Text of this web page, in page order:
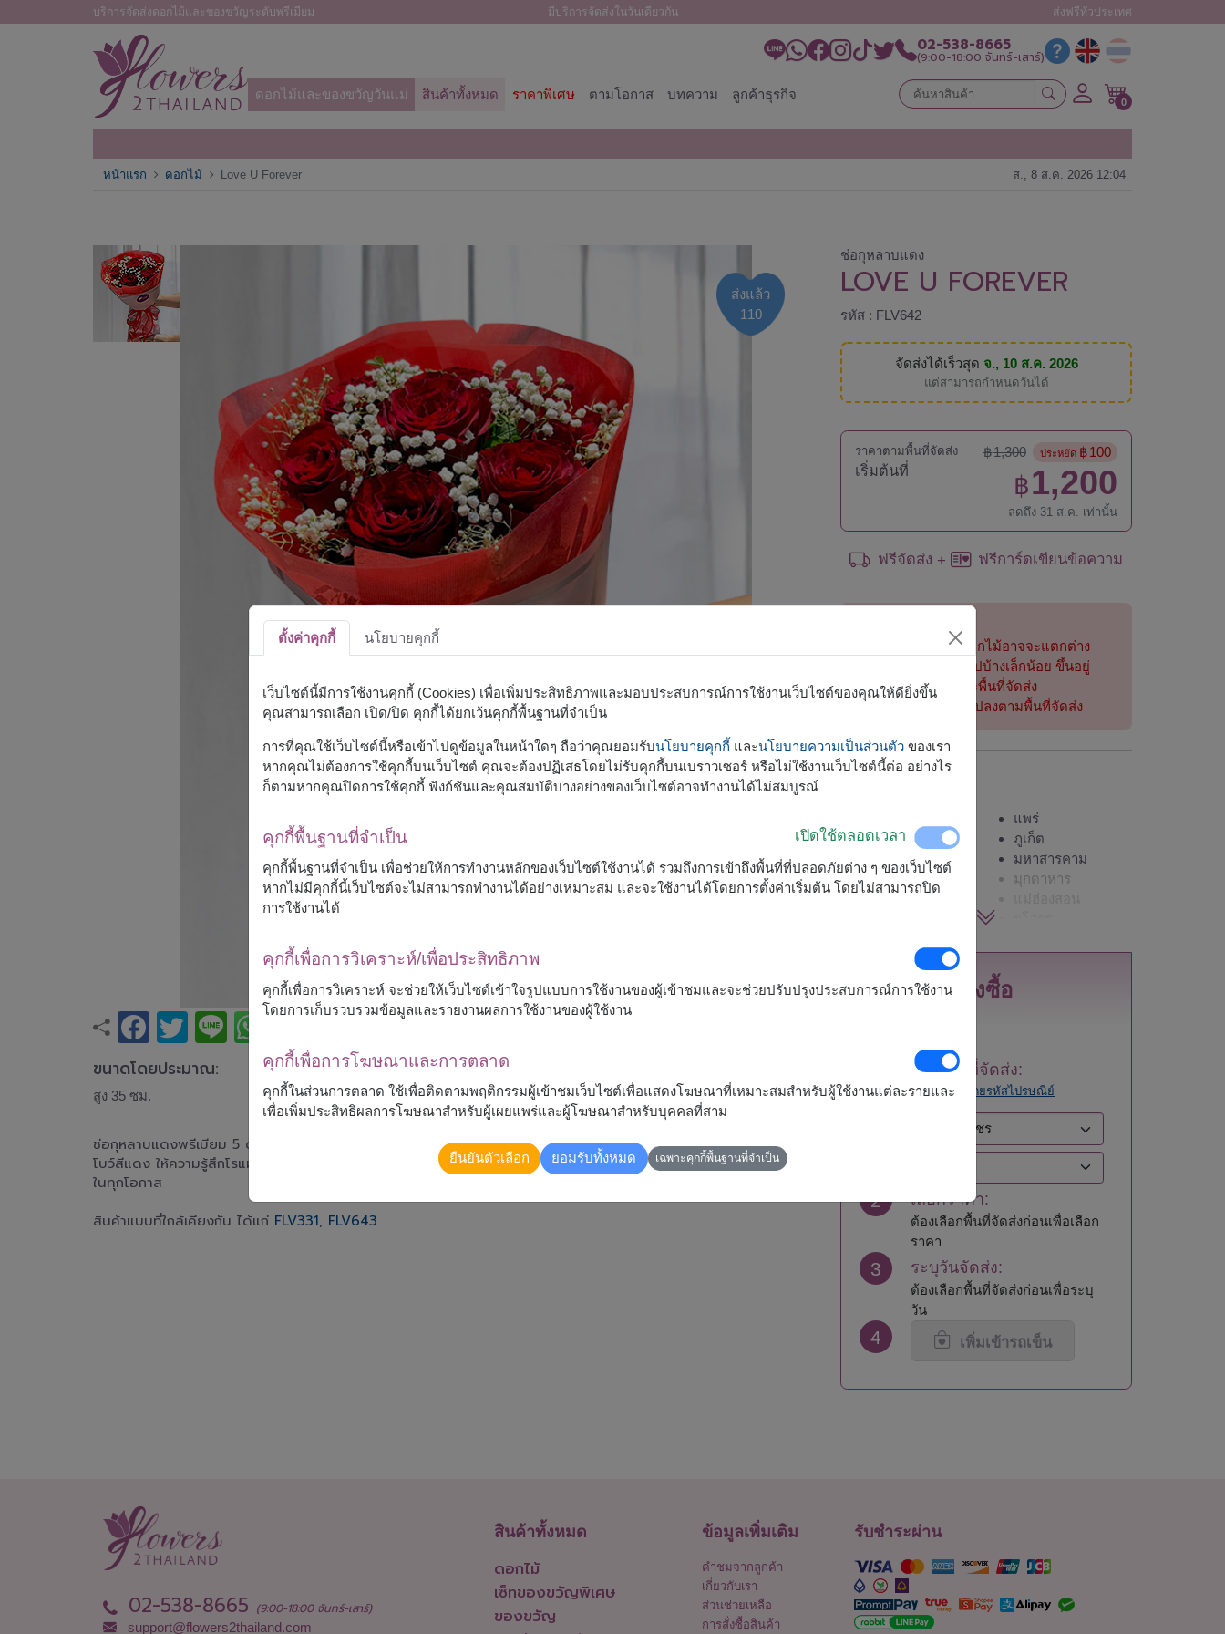
บริการจัดส่งดอกไม้และของขวัญระดับพรีเมียม มีบริการจัดส่งในวันเดียวกัน ส่งฟรีทั่วประเทศ
02-538-8665
(9:00-18:00 จันทร์-เสาร์)
ดอกไม้และของขวัญวันแม่ สินค้าทั้งหมด ราคาพิเศษ ตามโอกาส บทความ ลูกค้าธุรกิจ 0
หน้าแรก ดอกไม้ Love U Forever ส., 8 ส.ค. 2026 12:04
ส่งแล้ว
110
ขนาดโดยประมาณ:
สูง 35 ซม.
ช่อกุหลาบแดงพรีเมียม 5 ดอก จัดคู่กับดอกยิปโซสีขาว ห่อด้วยกระดาษสีแดงโปร่งแสง เพิ่มความโดดเด่นด้วย
โบว์สีแดง ให้ความรู้สึกโรแมนติก เรียบง่าย และอบอุ่น เหมาะสำหรับมอบในวันวาเลนไทน์ วันครบรอบ หรือบอกรัก
ในทุกโอกาส
สินค้าแบบที่ใกล้เคียงกัน ได้แก่ FLV331, FLV643
ช่อกุหลาบแดง
LOVE U FOREVER
รหัส : FLV642
จัดส่งได้เร็วสุด จ., 10 ส.ค. 2026
แต่สามารถกำหนดวันได้
ราคาตามพื้นที่จัดส่ง
เริ่มต้นที่
฿1,300 ประหยัด ฿100
฿1,200
ลดถึง 31 ส.ค. เท่านั้น
ฟรีจัดส่ง + ฟรีการ์ดเขียนข้อความ
การจัดและดอกไม้อาจจะแตกต่าง
จากที่เห็นในรูปบ้างเล็กน้อย ขึ้นอยู่
กับฤดูกาลและพื้นที่จัดส่ง
ราคาเปลี่ยนแปลงตามพื้นที่จัดส่ง
กรุงเทพ
กาญจนบุรี
กาฬสินธุ์
ฉะเชิงเทรา
ชัยนาท
เชียงราย
ตรัง
นครพนม
นครราชสีมา
นครศรีธรรมราช
นครสวรรค์
นนทบุรี
น่าน
บึงกาฬ
บุรีรัมย์
เพชรบุรี
เพชรบูรณ์
แพร่
ภูเก็ต
มหาสารคาม
มุกดาหาร
เลย
ศรีสะเกษ
สมุทรปราการ
สมุทรสาคร
สุโขทัย
สุราษฎร์ธานี
สั่งซื้อ
เลือกพื้นที่จัดส่ง:
ลองค้นหาโดยรหัสไปรษณีย์
2 เลือกราคา:
ต้องเลือกพื้นที่จัดส่งก่อนเพื่อเลือก
ราคา
3 ระบุวันจัดส่ง:
ต้องเลือกพื้นที่จัดส่งก่อนเพื่อระบุ
วัน
4 เพิ่มเข้ารถเข็น
02-538-8665 (9:00-18:00 จันทร์-เสาร์)
support@flowers2thailand.com
สินค้าทั้งหมด
ดอกไม้
เซ็ทของขวัญพิเศษ
ของขวัญ
ข้อมูลเพิ่มเติม
คำชมจากลูกค้า
เกี่ยวกับเรา
ส่วนช่วยเหลือ
การสั่งซื้อสินค้า
รับชำระผ่าน
ตั้งค่าคุกกี้ นโยบายคุกกี้
เว็บไซต์นี้มีการใช้งานคุกกี้ (Cookies) เพื่อเพิ่มประสิทธิภาพและมอบประสบการณ์การใช้งานเว็บไซต์ของคุณให้ดียิ่งขึ้น
คุณสามารถเลือก เปิด/ปิด คุกกี้ได้ยกเว้นคุกกี้พื้นฐานที่จำเป็น
การที่คุณใช้เว็บไซต์นี้หรือเข้าไปดูข้อมูลในหน้าใดๆ ถือว่าคุณยอมรับนโยบายคุกกี้ และนโยบายความเป็นส่วนตัว ของเรา
หากคุณไม่ต้องการใช้คุกกี้บนเว็บไซต์ คุณจะต้องปฏิเสธโดยไม่รับคุกกี้บนเบราวเซอร์ หรือไม่ใช้งานเว็บไซต์นี้ต่อ อย่างไร
ก็ตามหากคุณปิดการใช้คุกกี้ ฟังก์ชันและคุณสมบัติบางอย่างของเว็บไซต์อาจทำงานได้ไม่สมบูรณ์
คุกกี้พื้นฐานที่จำเป็น เปิดใช้ตลอดเวลา
คุกกี้พื้นฐานที่จำเป็น เพื่อช่วยให้การทำงานหลักของเว็บไซต์ใช้งานได้ รวมถึงการเข้าถึงพื้นที่ที่ปลอดภัยต่าง ๆ ของเว็บไซต์
หากไม่มีคุกกี้นี้เว็บไซต์จะไม่สามารถทำงานได้อย่างเหมาะสม และจะใช้งานได้โดยการตั้งค่าเริ่มต้น โดยไม่สามารถปิด
การใช้งานได้
คุกกี้เพื่อการวิเคราะห์/เพื่อประสิทธิภาพ
คุกกี้เพื่อการวิเคราะห์ จะช่วยให้เว็บไซต์เข้าใจรูปแบบการใช้งานของผู้เข้าชมและจะช่วยปรับปรุงประสบการณ์การใช้งาน
โดยการเก็บรวบรวมข้อมูลและรายงานผลการใช้งานของผู้ใช้งาน
คุกกี้เพื่อการโฆษณาและการตลาด
คุกกี้ในส่วนการตลาด ใช้เพื่อติดตามพฤติกรรมผู้เข้าชมเว็บไซต์เพื่อแสดงโฆษณาที่เหมาะสมสำหรับผู้ใช้งานแต่ละรายและ
เพื่อเพิ่มประสิทธิผลการโฆษณาสำหรับผู้เผยแพร่และผู้โฆษณาสำหรับบุคคลที่สาม
ยืนยันตัวเลือก ยอมรับทั้งหมด เฉพาะคุกกี้พื้นฐานที่จำเป็น